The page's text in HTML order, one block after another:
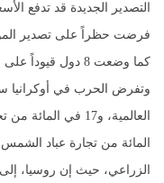
كما وضعت 8 دول قيوداً على الصادرات.
وتفرض الحرب في أوكرانيا
المائة من تجارة عباد الشمس
الزراعي، حيث إن روسيا،